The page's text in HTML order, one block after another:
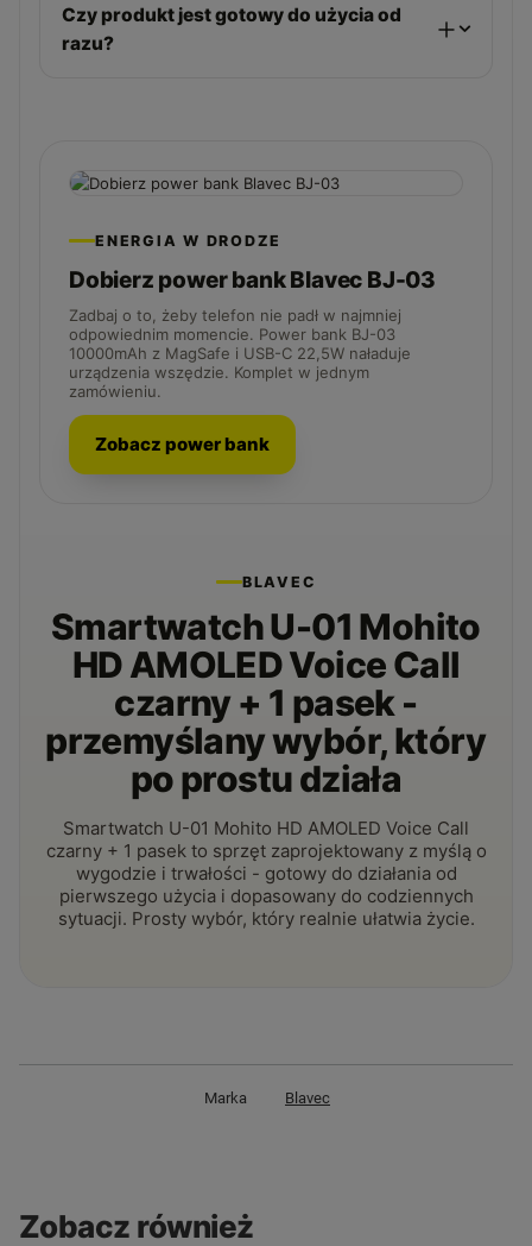
Czy produkt jest gotowy do użycia od
razu?
ENERGIA W DRODZE
Dobierz power bank Blavec BJ-03
Zadbaj o to, żeby telefon nie padł w najmniej
odpowiednim momencie. Power bank BJ-03
10000mAh z MagSafe i USB-C 22,5W naładuje
urządzenia wszędzie. Komplet w jednym
zamówieniu.
Zobacz power bank
BLAVEC
Smartwatch U-01 Mohito
HD AMOLED Voice Call
czarny + 1 pasek -
przemyślany wybór, który
po prostu działa
Smartwatch U-01 Mohito HD AMOLED Voice Call
czarny + 1 pasek to sprzęt zaprojektowany z myślą o
wygodzie i trwałości - gotowy do działania od
pierwszego użycia i dopasowany do codziennych
sytuacji. Prosty wybór, który realnie ułatwia życie.
Marka Blavec
Zobacz również